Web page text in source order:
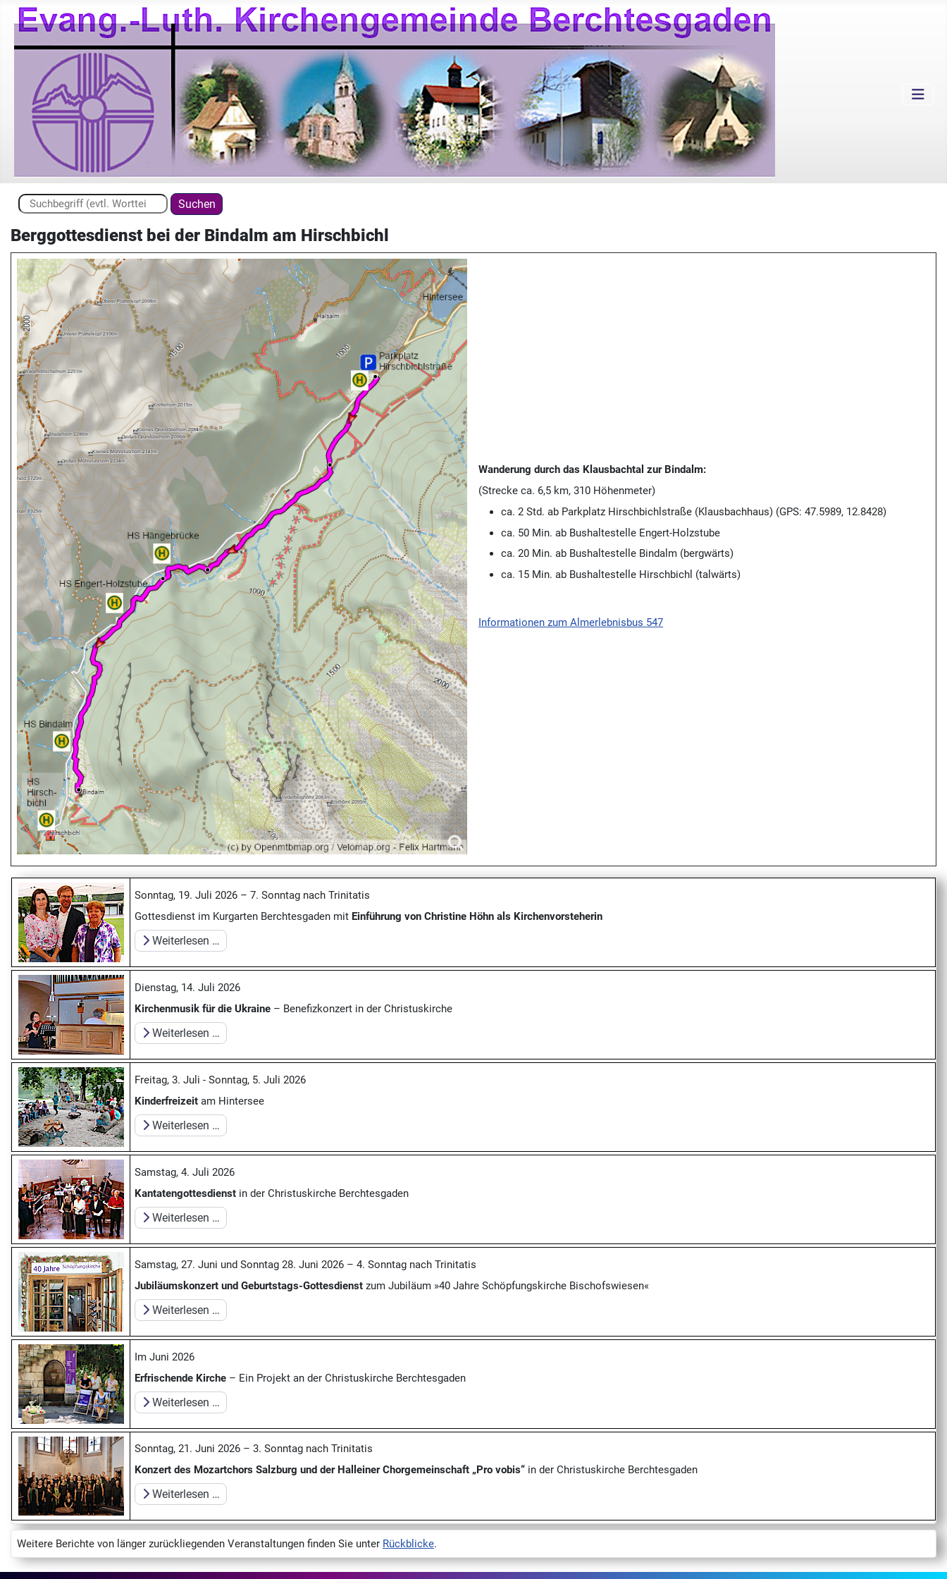
Suchen ...
Suchen
Berggottesdienst bei der Bindalm am Hirschbichl
Wanderung durch das Klausbachtal zur Bindalm:
(Strecke ca. 6,5 km, 310 Höhenmeter)
ca. 2 Std. ab Parkplatz Hirschbichlstraße (Klausbachhaus) (GPS: 47.5989, 12.8428)
ca. 50 Min. ab Bushaltestelle Engert-Holzstube
ca. 20 Min. ab Bushaltestelle Bindalm (bergwärts)
ca. 15 Min. ab Bushaltestelle Hirschbichl (talwärts)
Informationen zum Almerlebnisbus 547
Sonntag, 19. Juli 2026 – 7. Sonntag nach Trinitatis
Gottesdienst im Kurgarten Berchtesgaden mit Einführung von Christine Höhn als Kirchenvorsteherin
Weiterlesen …
Dienstag, 14. Juli 2026
Kirchenmusik für die Ukraine – Benefizkonzert in der Christuskirche
Weiterlesen …
Freitag, 3. Juli - Sonntag, 5. Juli 2026
Kinderfreizeit am Hintersee
Weiterlesen …
Samstag, 4. Juli 2026
Kantatengottesdienst in der Christuskirche Berchtesgaden
Weiterlesen …
Samstag, 27. Juni und Sonntag 28. Juni 2026 – 4. Sonntag nach Trinitatis
Jubiläumskonzert und Geburtstags-Gottesdienst zum Jubiläum »40 Jahre Schöpfungskirche Bischofswiesen«
Weiterlesen …
Im Juni 2026
Erfrischende Kirche – Ein Projekt an der Christuskirche Berchtesgaden
Weiterlesen …
Sonntag, 21. Juni 2026 – 3. Sonntag nach Trinitatis
Konzert des Mozartchors Salzburg und der Halleiner Chorgemeinschaft „Pro vobis“ in der Christuskirche Berchtesgaden
Weiterlesen …
Weitere Berichte von länger zurück­liegenden Veranstal­tungen finden Sie unter Rückblicke.